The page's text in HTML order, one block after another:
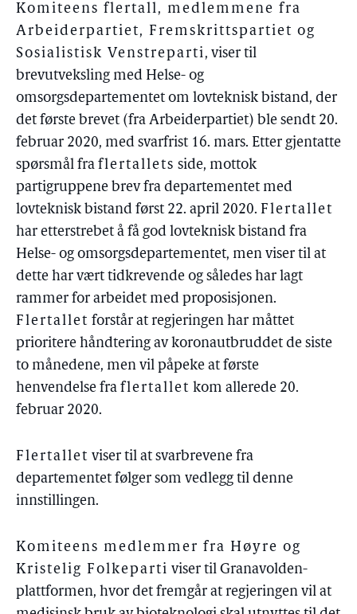
Komiteens flertall, medlemmene fra
Arbeiderpartiet, Fremskrittspartiet og
Sosialistisk Venstreparti, viser til
brevutveksling med Helse- og
omsorgsdepartementet om lovteknisk bistand, der
det første brevet (fra Arbeiderpartiet) ble sendt 20.
februar 2020, med svarfrist 16. mars. Etter gjentatte
spørsmål fra flertallets side, mottok
partigruppene brev fra departementet med
lovteknisk bistand først 22. april 2020. Flertallet
har etterstrebet å få god lovteknisk bistand fra
Helse- og omsorgsdepartementet, men viser til at
dette har vært tidkrevende og således har lagt
rammer for arbeidet med proposisjonen.
Flertallet forstår at regjeringen har måttet
prioritere håndtering av koronautbruddet de siste
to månedene, men vil påpeke at første
henvendelse fra flertallet kom allerede 20.
februar 2020.
Flertallet viser til at svarbrevene fra
departementet følger som vedlegg til denne
innstillingen.
Komiteens medlemmer fra Høyre og
Kristelig Folkeparti viser til Granavolden-
plattformen, hvor det fremgår at regjeringen vil at